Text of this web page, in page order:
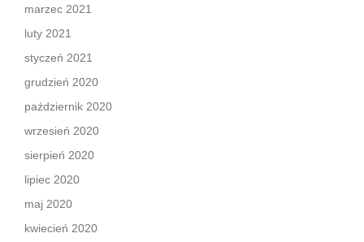
marzec 2021
luty 2021
styczeń 2021
grudzień 2020
październik 2020
wrzesień 2020
sierpień 2020
lipiec 2020
maj 2020
kwiecień 2020